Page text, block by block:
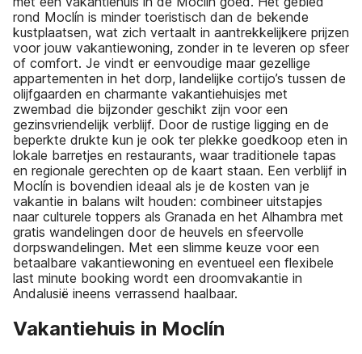
rond Moclín is minder toeristisch dan de bekende
kustplaatsen, wat zich vertaalt in aantrekkelijkere prijzen
voor jouw vakantiewoning, zonder in te leveren op sfeer
of comfort. Je vindt er eenvoudige maar gezellige
appartementen in het dorp, landelijke cortijo’s tussen de
olijfgaarden en charmante vakantiehuisjes met
zwembad die bijzonder geschikt zijn voor een
gezinsvriendelijk verblijf. Door de rustige ligging en de
beperkte drukte kun je ook ter plekke goedkoop eten in
lokale barretjes en restaurants, waar traditionele tapas
en regionale gerechten op de kaart staan. Een verblijf in
Moclín is bovendien ideaal als je de kosten van je
vakantie in balans wilt houden: combineer uitstapjes
naar culturele toppers als Granada en het Alhambra met
gratis wandelingen door de heuvels en sfeervolle
dorpswandelingen. Met een slimme keuze voor een
betaalbare vakantiewoning en eventueel een flexibele
last minute booking wordt een droomvakantie in
Andalusië ineens verrassend haalbaar.
Vakantiehuis in Moclín